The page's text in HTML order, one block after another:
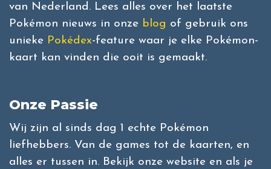
van Nederland. Lees alles over het laatste
Pokémon nieuws in onze blog of gebruik ons
unieke Pokédex-feature waar je elke Pokémon-
kaart kan vinden die ooit is gemaakt.
Onze Passie
Wij zijn al sinds dag 1 echte Pokémon
liefhebbers. Van de games tot de kaarten, en
alles er tussen in. Bekijk onze website en als je